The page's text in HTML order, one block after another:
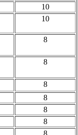
10
10
8
8
8
8
8
8